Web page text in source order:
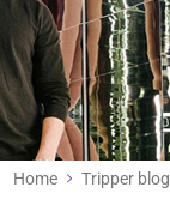
Home Tripper blog